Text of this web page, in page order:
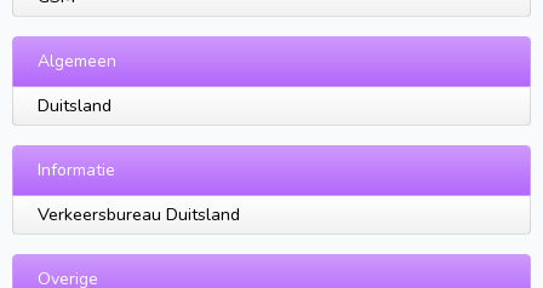
Algemeen
Duitsland
Informatie
Verkeersbureau Duitsland
Overige